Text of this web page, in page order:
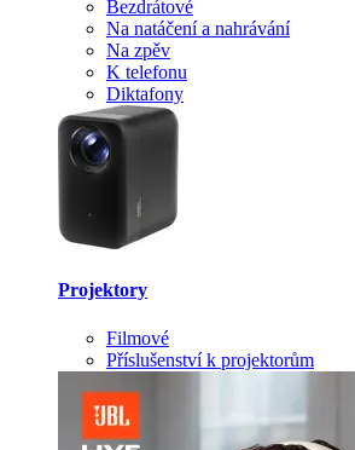
Bezdrátové
Na natáčení a nahrávání
Na zpěv
K telefonu
Diktafony
Projektory
Filmové
Příslušenství k projektorům